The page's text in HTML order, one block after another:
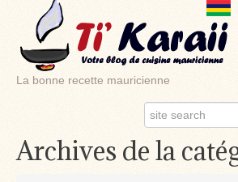
La bonne recette mauricienne
Archives de la